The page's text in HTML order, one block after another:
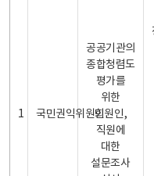
1 국민권익위원회
공공기관의
종합청렴도
평가를
위한
민원인,
직원에
대한
설문조사